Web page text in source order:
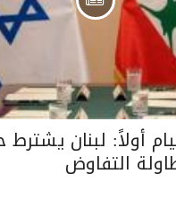
أولاً: لبنان يشترط
التفاوض